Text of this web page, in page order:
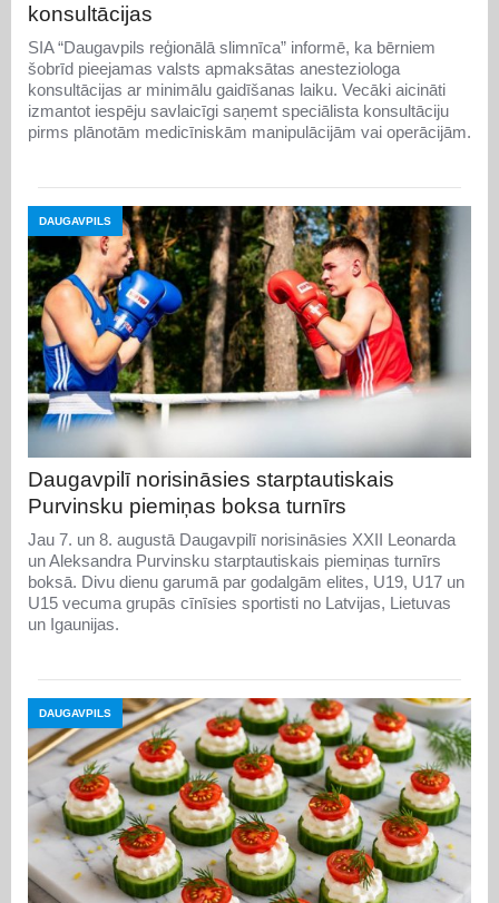
konsultācijas
SIA “Daugavpils reģionālā slimnīca” informē, ka bērniem
šobrīd pieejamas valsts apmaksātas anesteziologa
konsultācijas ar minimālu gaidīšanas laiku. Vecāki aicināti
izmantot iespēju savlaicīgi saņemt speciālista konsultāciju
pirms plānotām medicīniskām manipulācijām vai operācijām.
DAUGAVPILS
Daugavpilī norisināsies starptautiskais
Purvinsku piemiņas boksa turnīrs
Jau 7. un 8. augustā Daugavpilī norisināsies XXII Leonarda
un Aleksandra Purvinsku starptautiskais piemiņas turnīrs
boksā. Divu dienu garumā par godalgām elites, U19, U17 un
U15 vecuma grupās cīnīsies sportisti no Latvijas, Lietuvas
un Igaunijas.
DAUGAVPILS